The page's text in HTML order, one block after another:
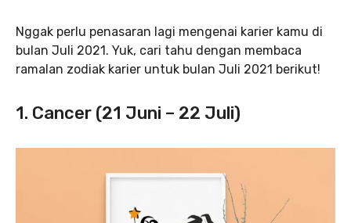
Nggak perlu penasaran lagi mengenai karier kamu di
bulan Juli 2021. Yuk, cari tahu dengan membaca
ramalan zodiak karier untuk bulan Juli 2021 berikut!
1. Cancer (21 Juni – 22 Juli)